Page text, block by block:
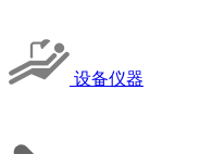
设备仪器